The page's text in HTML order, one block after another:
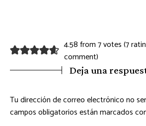
4.58 from 7 votes (7
comment)
Deja una
Tu dirección de correo electrónico no
campos obligatorios están marcados